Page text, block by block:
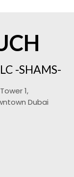
-SHAMS-
1,
Dubai